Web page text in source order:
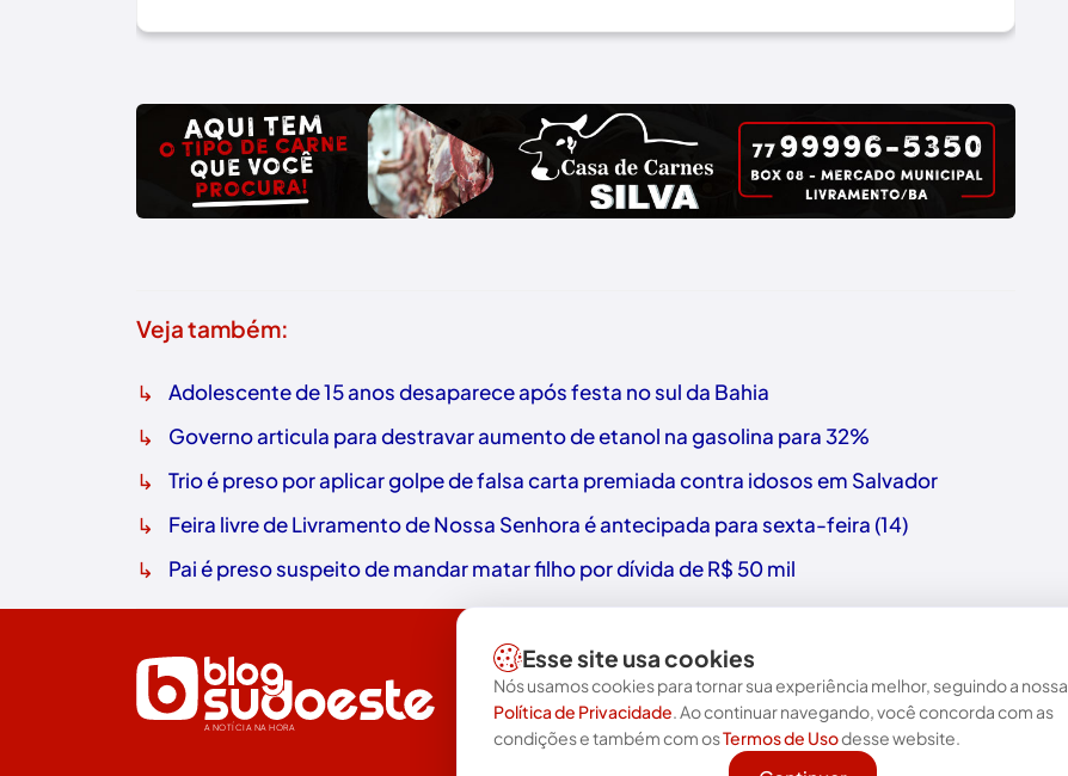
Veja também:
↳ Adolescente de 15 anos desaparece após festa no sul da Bahia
↳ Governo articula para destravar aumento de etanol na gasolina para 32%
↳ Trio é preso por aplicar golpe de falsa carta premiada contra idosos em Salvador
↳ Feira livre de Livramento de Nossa Senhora é antecipada para sexta-feira (14)
↳ Pai é preso suspeito de mandar matar filho por dívida de R$ 50 mil
A NOTÍCIA NA HORA Nos acompanhe nas redes!
Esse site usa cookies
Nós usamos cookies para tornar sua experiência melhor, seguindo a nossa
Política de Privacidade. Ao continuar navegando, você concorda com as
condições e também com osTermos de Usodesse website.